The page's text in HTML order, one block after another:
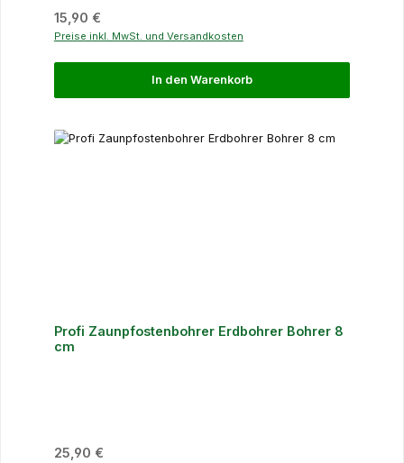
Regulärer Preis:
15,90 €
Preise inkl. MwSt. und Versandkosten
In den Warenkorb
Profi Zaunpfostenbohrer Erdbohrer Bohrer 8
cm
Regulärer Preis:
25,90 €